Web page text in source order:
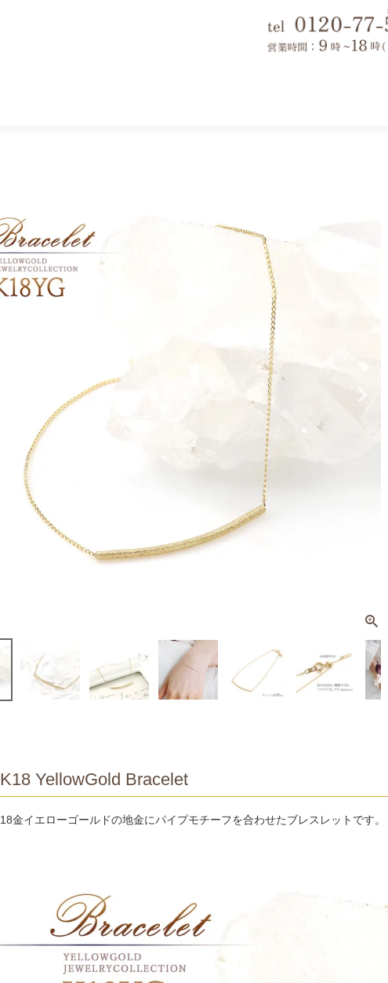
K18 YellowGold Bracelet
18金イエローゴールドの地金にパイプモチーフを合わせたブレスレットです。